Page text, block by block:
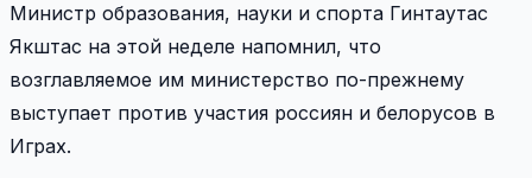
Министр образования, науки и спорта Гинтаутас
Якштас на этой неделе напомнил, что
возглавляемое им министерство по-прежнему
выступает против участия россиян и белорусов в
Играх.